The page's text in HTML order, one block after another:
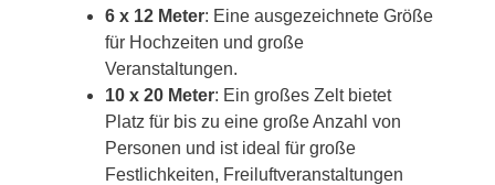
6 x 12 Meter: Eine ausgezeichnete Größe
für Hochzeiten und große
Veranstaltungen.
10 x 20 Meter: Ein großes Zelt bietet
Platz für bis zu eine große Anzahl von
Personen und ist ideal für große
Festlichkeiten, Freiluftveranstaltungen